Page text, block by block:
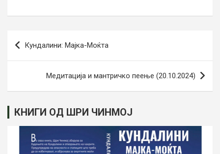
Post
navigation
Кундалини: Мајка-Моќта
Медитација и мантричко пеење (20.10.2024)
КНИГИ ОД ШРИ ЧИНМОЈ